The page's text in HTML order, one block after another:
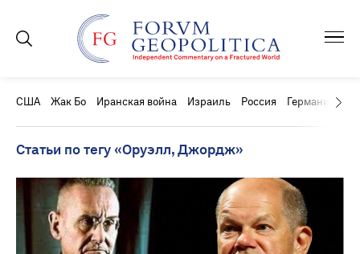
США Жак Бо Иранская война Израиль Россия Германия
Статьи по тегу «Оруэлл, Джордж»